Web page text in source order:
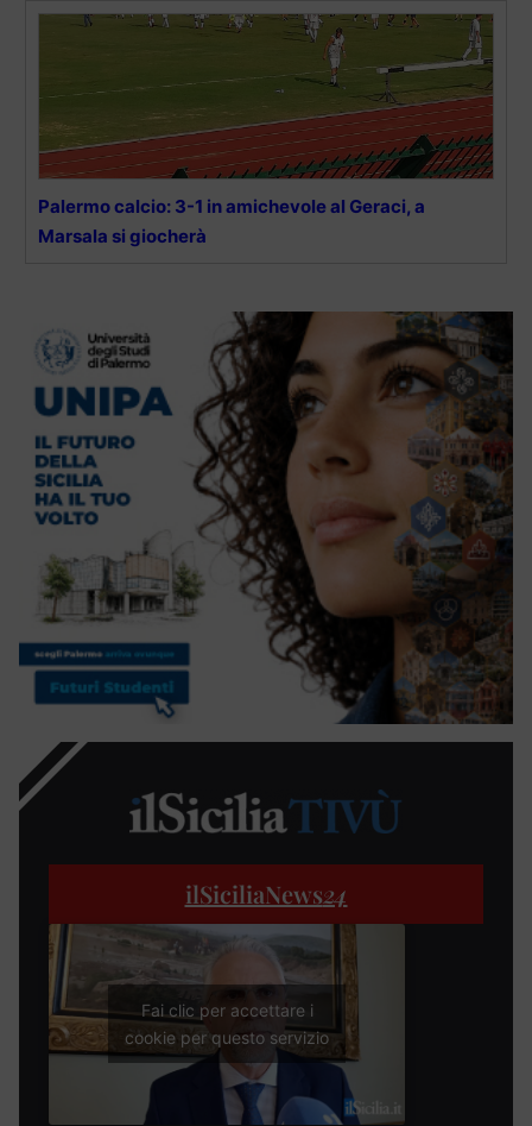
Palermo calcio: 3-1 in amichevole al Geraci, a
Marsala si giocherà
ilSiciliaNews24
Fai clic per accettare i
cookie per questo servizio